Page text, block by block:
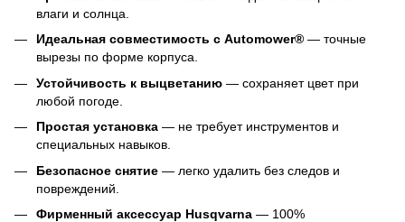
влаги и солнца.
Идеальная совместимость с Automower® — точные
вырезы по форме корпуса.
Устойчивость к выцветанию — сохраняет цвет при
любой погоде.
Простая установка — не требует инструментов и
специальных навыков.
Безопасное снятие — легко удалить без следов и
повреждений.
Фирменный аксессуар Husqvarna — 100%